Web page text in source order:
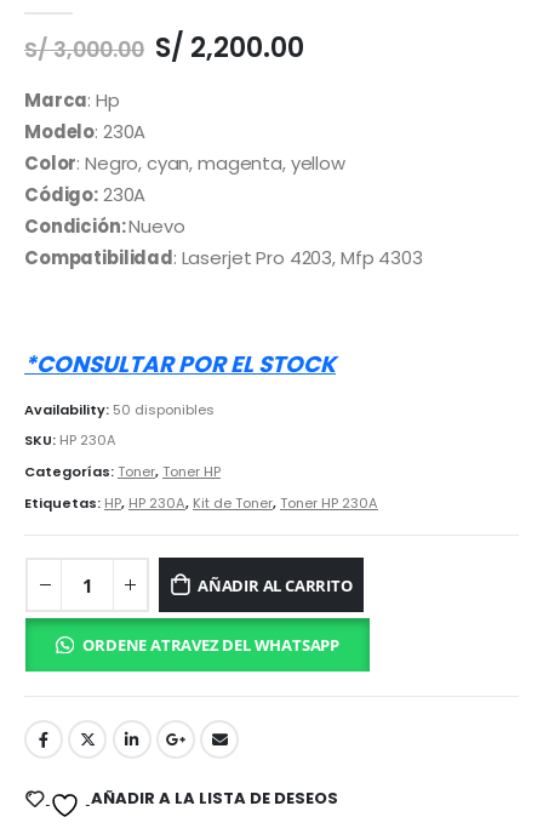
S/3,000.00 El
precio
S/ 3,000.00.
S/ 2,200.00El
S/ 2,200.00.
Marca: Hp
Modelo: 230A
Color: Negro, cyan, magenta, yellow
Código:230A
Condición:Nuevo
Compatibilidad: Laserjet Pro 4203, Mfp 4303
*CONSULTAR POR EL STOCK
Availability: 50 disponibles
SKU: HP 230A
Categorías:Toner,Toner HP
Etiquetas: HP, HP 230A, Kit de Toner,Toner HP 230A
AÑADIR AL CARRITO
ORDENE ATRAVEZ DEL WHATSAPP
AÑADIR A LA LISTA DE DESEOS